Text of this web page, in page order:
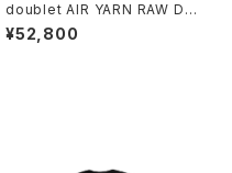
doublet AIR YARN RAW DE
NIM PANTS
¥52,800